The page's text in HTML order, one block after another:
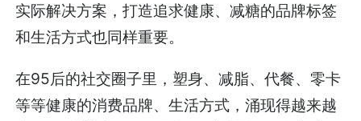
实际解决方案，打造追求健康、减糖的品牌标签
和生活方式也同样重要。
在95后的社交圈子里，塑身、减脂、代餐、零卡
等等健康的消费品牌、生活方式，涌现得越来越